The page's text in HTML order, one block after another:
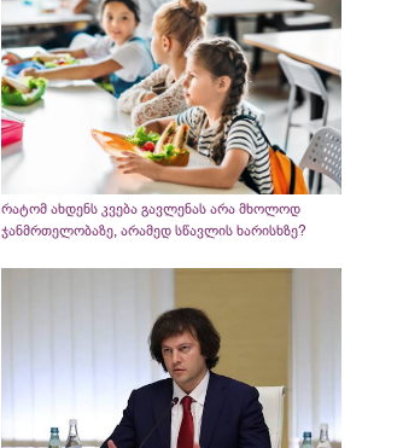
რატომ ახდენს კვება გავლენას არა მხოლოდ
ჯანმრთელობაზე, არამედ სწავლის ხარისხზე?